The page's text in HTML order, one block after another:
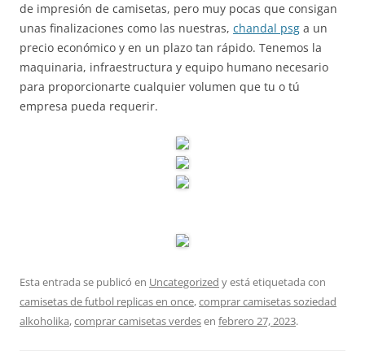
de impresión de camisetas, pero muy pocas que consigan
unas finalizaciones como las nuestras, chandal psg a un
precio económico y en un plazo tan rápido. Tenemos la
maquinaria, infraestructura y equipo humano necesario
para proporcionarte cualquier volumen que tu o tú
empresa pueda requerir.
Esta entrada se publicó en Uncategorized y está etiquetada con
camisetas de futbol replicas en once,comprar camisetas soziedad
alkoholika,comprar camisetas verdesen febrero 27, 2023.